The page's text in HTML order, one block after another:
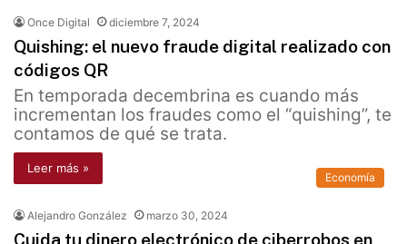
Once Digital diciembre 7, 2024
Quishing: el nuevo fraude digital realizado con
códigos QR
En temporada decembrina es cuando más
incrementan los fraudes como el “quishing”, te
contamos de qué se trata.
Leer más »
Economía
Alejandro González marzo 30, 2024
Cuida tu dinero electrónico de ciberrobos en